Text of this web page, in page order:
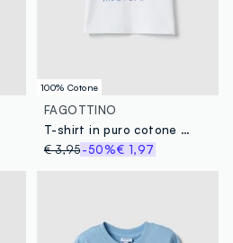
100% Cotone
FAGOTTINO
T-shirt in puro cotone bianca da bimbo regular fit con stampa
€ 3,95-50%€ 1,97